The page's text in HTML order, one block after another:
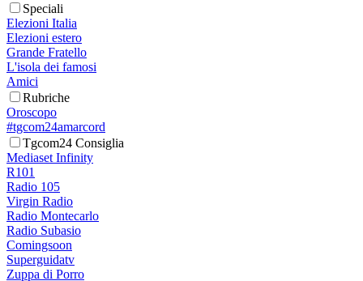
Speciali
Elezioni Italia
Elezioni estero
Grande Fratello
L'isola dei famosi
Amici
Rubriche
Oroscopo
#tgcom24amarcord
Tgcom24 Consiglia
Mediaset Infinity
R101
Radio 105
Virgin Radio
Radio Montecarlo
Radio Subasio
Comingsoon
Superguidatv
Zuppa di Porro